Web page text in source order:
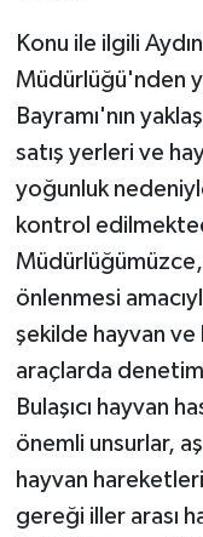
Konu ile ilgili
Müdürlüğü'nden
Bayramı'nın
satış yerleri ve
yoğunluk
kontrol
Müdürlüğümüzce,
önlenmesi
şekilde hayvan ve
araçlarda
Bulaşıcı hayvan
önemli unsurlar,
hayvan
gereği iller arası